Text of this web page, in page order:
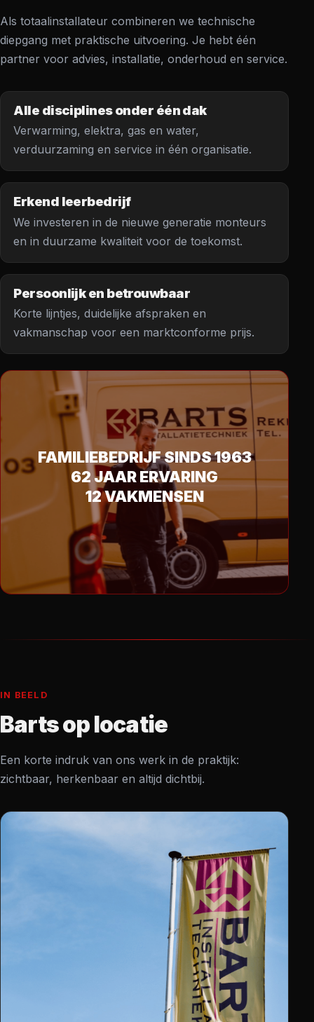
Als totaalinstallateur combineren we technische
diepgang met praktische uitvoering. Je hebt één
partner voor advies, installatie, onderhoud en service.
Alle disciplines onder één dak
Verwarming, elektra, gas en water,
verduurzaming en service in één organisatie.
Erkend leerbedrijf
We investeren in de nieuwe generatie monteurs
en in duurzame kwaliteit voor de toekomst.
Persoonlijk en betrouwbaar
Korte lijntjes, duidelijke afspraken en
vakmanschap voor een marktconforme prijs.
FAMILIEBEDRIJF SINDS 1963
62 JAAR ERVARING
12 VAKMENSEN
IN BEELD
Barts op locatie
Een korte indruk van ons werk in de praktijk:
zichtbaar, herkenbaar en altijd dichtbij.